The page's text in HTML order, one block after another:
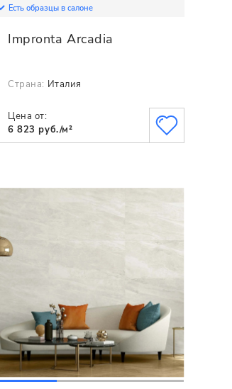
Есть образцы в салоне
Impronta Arcadia
Страна: Италия
Цена от:
6 823 руб./м²